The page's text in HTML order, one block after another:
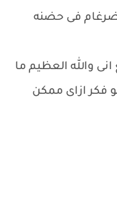
ضرغام فى حضنه
والله العظيم ما
فكر ازاى ممكن